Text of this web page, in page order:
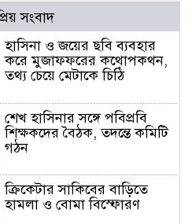
সংবাদ
হাসিনা ও জয়ের ছবি ব্যবহার
করে মুজাফফরের কথোপকথন,
তথ্য চেয়ে মেটাকে চিঠি
শেখ হাসিনার সঙ্গে পবিপ্রবি
শিক্ষকদের বৈঠক, তদন্তে কমিটি
গঠন
ক্রিকেটার সাকিবের বাড়িতে
হামলা ও বোমা বিস্ফোরণ